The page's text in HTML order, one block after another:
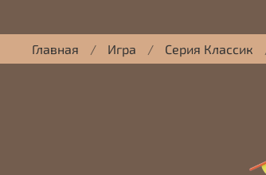
Главная Игра Серия Классик